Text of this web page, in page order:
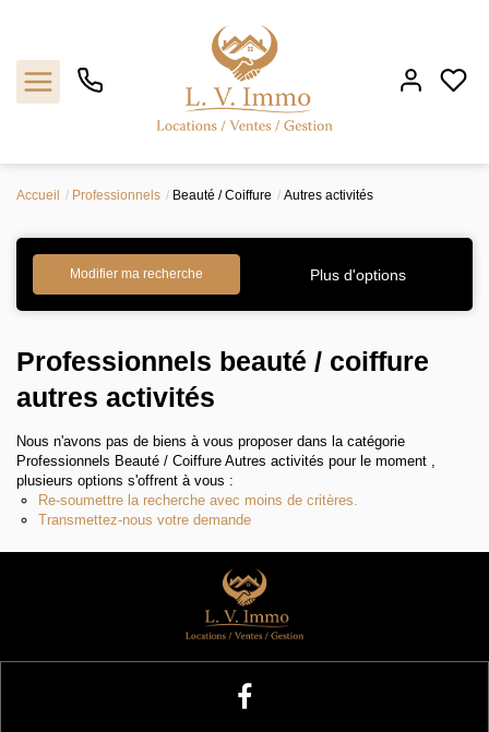
Acheter
Faire gérer
Louer
L'agence
Accueil Professionnels Beauté / Coiffure Autres activités
Modifier ma recherche Plus d'options
Professionnels beauté / coiffure
autres activités
Nous n'avons pas de biens à vous proposer dans la catégorie
Professionnels Beauté / Coiffure Autres activités pour le moment ,
plusieurs options s'offrent à vous :
Re-soumettre la recherche avec moins de critères.
Transmettez-nous votre demande